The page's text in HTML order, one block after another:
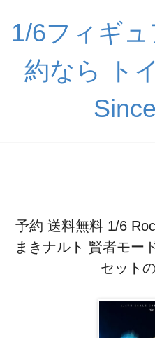
1/6フィギ
約なら ト
予約 送料無料 1/6
まきナルト 賢者モー
セット